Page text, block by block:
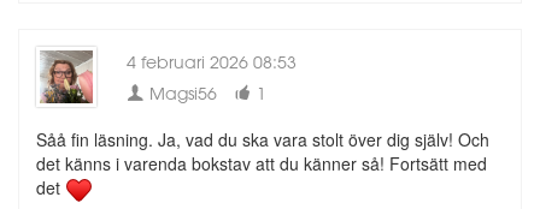
4 februari 2026 08:53
Magsi56
1
Såå fin läsning. Ja, vad du ska vara stolt över dig själv! Och
det känns i varenda bokstav att du känner så! Fortsätt med
det